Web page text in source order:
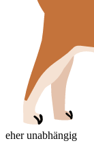
eher unabhängig